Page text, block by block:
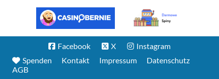
Facebook X
Instagram
Spenden
Kontakt Impressum
Datenschutz
AGB